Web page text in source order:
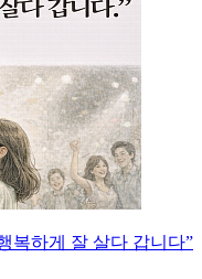
복하게 잘 살다 갑니다”